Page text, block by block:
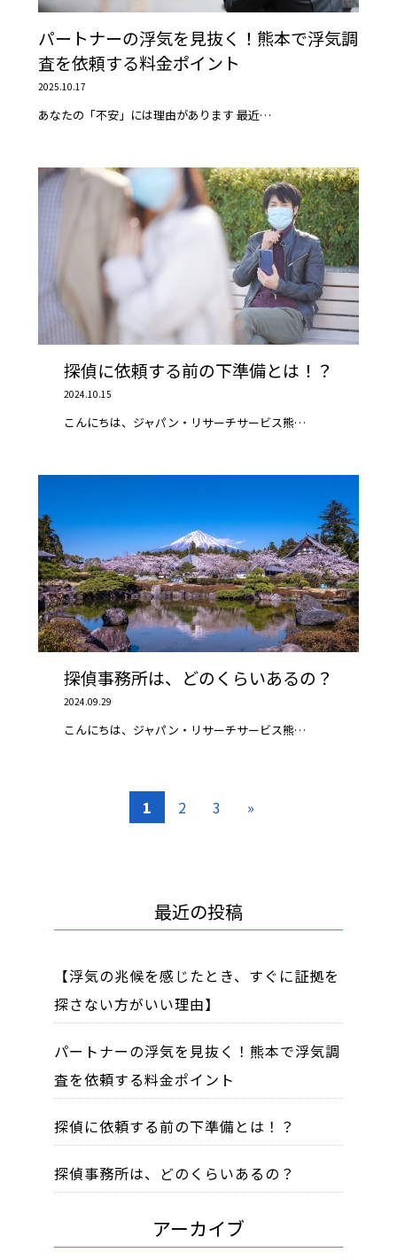
パートナーの浮気を見抜く！熊本で浮気調
査を依頼する料金ポイント
2025.10.17
あなたの「不安」には理由があります 最近…
探偵に依頼する前の下準備とは！？
2024.10.15
こんにちは、ジャパン・リサーチサービス熊…
探偵事務所は、どのくらいあるの？
2024.09.29
こんにちは、ジャパン・リサーチサービス熊…
1 2 3 »
最近の投稿
【浮気の兆候を感じたとき、すぐに証拠を
探さない方がいい理由】
パートナーの浮気を見抜く！熊本で浮気調
査を依頼する料金ポイント
探偵に依頼する前の下準備とは！？
探偵事務所は、どのくらいあるの？
アーカイブ